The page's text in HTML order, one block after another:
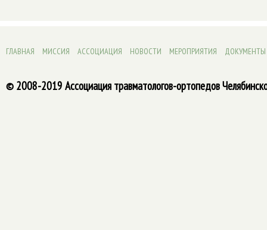
ГЛАВНАЯ МИССИЯ АССОЦИАЦИЯ НОВОСТИ МЕРОПРИЯТИЯ ДОКУМЕНТЫ
© 2008-2019 Ассоциация травматологов-ортопедов